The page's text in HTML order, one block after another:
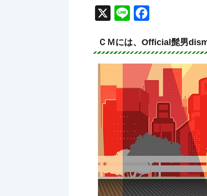
X
Li
e
c
e
b
o
k
ＣＭには、Official髭男